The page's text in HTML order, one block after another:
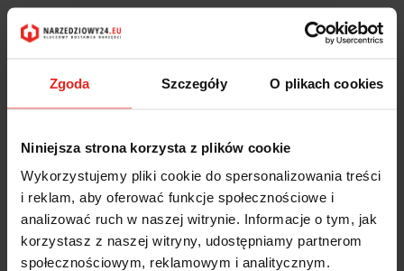
Zgoda Szczegóły O plikach cookies
Niniejsza strona korzysta z plików cookie
Wykorzystujemy pliki cookie do spersonalizowania treści
i reklam, aby oferować funkcje społecznościowe i
analizować ruch w naszej witrynie. Informacje o tym, jak
korzystasz z naszej witryny, udostępniamy partnerom
społecznościowym, reklamowym i analitycznym.